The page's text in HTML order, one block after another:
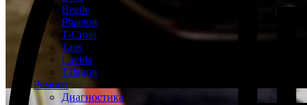
Beetle
Phaeton
T-Cross
Taos
Lavida
Talagon
Ремонт
Диагностика